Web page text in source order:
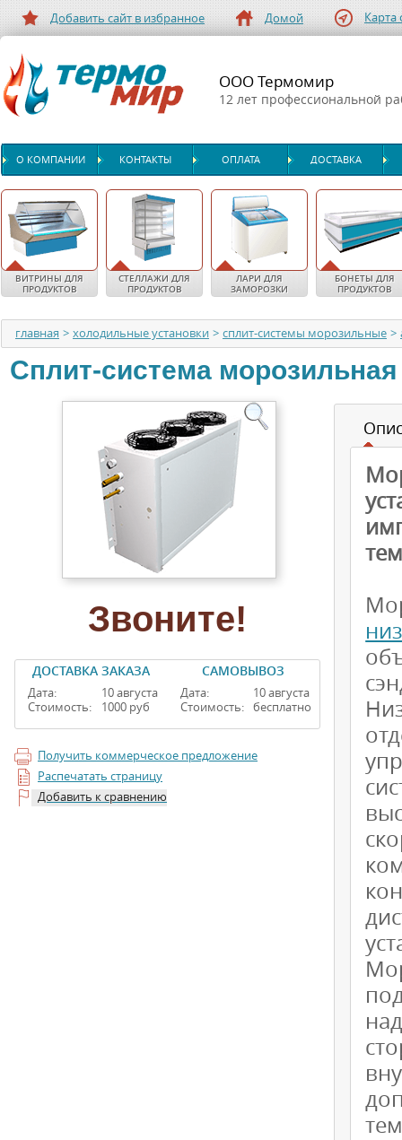
Добавить сайт в избранное Домой Карта
ООО Термомир
12 лет профессиональной
О КОМПАНИИ КОНТАКТЫ ОПЛАТА ДОСТАВКА
ВИТРИНЫ ДЛЯ
ПРОДУКТОВ
СТЕЛЛАЖИ ДЛЯ
ПРОДУКТОВ
ЛАРИ ДЛЯ
ЗАМОРОЗКИ
БОНЕТЫ ДЛЯ
ПРОДУКТОВ
главная > холодильные установки > сплит-системы морозильные >
Сплит-система морозильная
Звоните!
ДОСТАВКА ЗАКАЗА
Дата:
Стоимость:
10 августа
1000 руб
САМОВЫВОЗ
Дата:
Стоимость:
10 августа
бесплатно
Получить коммерческое предложение
Распечатать страницу
Добавить к сравнению